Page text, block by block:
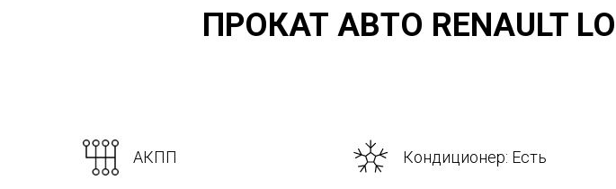
ПРОКАТ АВТО RENAULT
АКПП Кондиционер: Есть